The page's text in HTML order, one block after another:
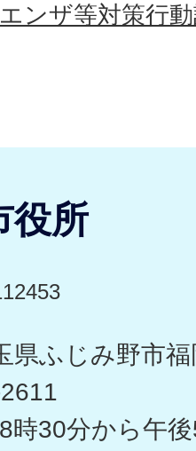
ンザ等対策行
役所
県ふじみ野市
時30分から午